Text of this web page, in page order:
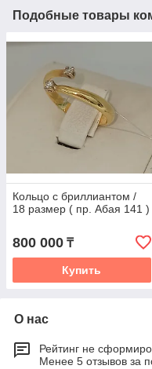
Подобные товары
Кольцо с бриллиантом /
18 размер ( пр. Абая 141 )
800 000 ₸
Купить
О нас
Рейтинг не
Менее 5 отзывов за